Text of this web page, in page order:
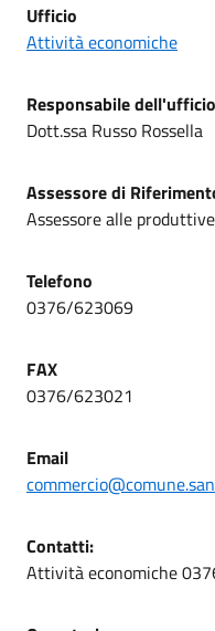
Ufficio
Attività economiche
Responsabile dell'ufficio
Dott.ssa Russo Rossella
Assessore di
Assessore alle
Telefono
0376/623069
FAX
0376/623021
Email
Contatti:
Attività economiche